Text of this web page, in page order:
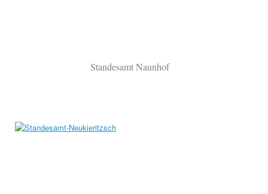
Standesamt Naunhof